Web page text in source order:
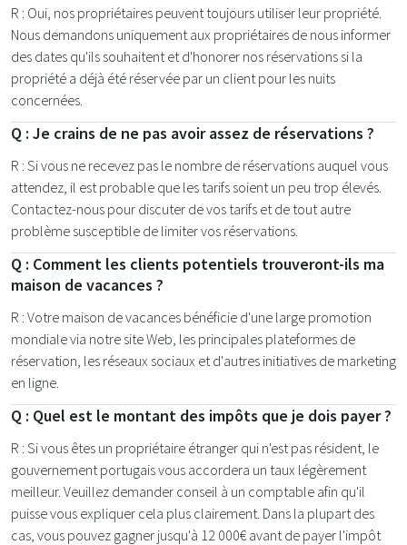
R : Oui, nos propriétaires peuvent toujours utiliser leur propriété.
Nous demandons uniquement aux propriétaires de nous informer
des dates qu'ils souhaitent et d'honorer nos réservations si la
propriété a déjà été réservée par un client pour les nuits
concernées.
Q : Je crains de ne pas avoir assez de réservations ?
R : Si vous ne recevez pas le nombre de réservations auquel vous
attendez, il est probable que les tarifs soient un peu trop élevés.
Contactez-nous pour discuter de vos tarifs et de tout autre
problème susceptible de limiter vos réservations.
Q : Comment les clients potentiels trouveront-ils ma
maison de vacances ?
R : Votre maison de vacances bénéficie d'une large promotion
mondiale via notre site Web, les principales plateformes de
réservation, les réseaux sociaux et d'autres initiatives de marketing
en ligne.
Q : Quel est le montant des impôts que je dois payer ?
R : Si vous êtes un propriétaire étranger qui n'est pas résident, le
gouvernement portugais vous accordera un taux légèrement
meilleur. Veuillez demander conseil à un comptable afin qu'il
puisse vous expliquer cela plus clairement. Dans la plupart des
cas, vous pouvez gagner jusqu'à 12 000€ avant de payer l'impôt